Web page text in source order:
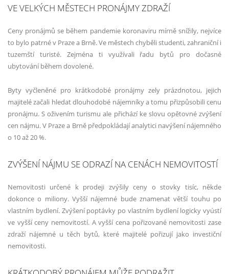
VE VELKÝCH MĚSTECH PRONÁJMY ZDRAŽÍ
Ceny pronájmů se během pandemie koronaviru mírně snížily, nejvíce
to bylo patrné v Praze a Brně. Ve městech chyběli studenti, zahraniční i
tuzemští turisté. Zejména ti využívali řadu bytů pro dočasné
ubytování během dovolené.
Byty vyčleněné pro krátkodobé pronájmy zely prázdnotou, jejich
majitelé začali hledat dlouhodobé nájemníky a tomu přizpůsobili cenu
pronájmu. S oživením turismu ale přichází ke slovu opětovné zvýšení
cen nájmu. V Praze a Brně předpokládají analytici navýšení nájemného
o 10 až 20 %.
ZVÝŠENÍ NÁJMU SE ODRAZÍ NA CENÁCH NEMOVITOSTÍ
Nemovitosti určené k prodeji zvýšily ceny o stovky tisíc, někde
dokonce o miliony. Vyšší nájemné bude znamenat větší touhu po
vlastním bydlení. Zvýšení poptávky po vlastním bydlení logicky vyústí
ve vyšší ceny nemovitostí. A vyšší cena pořizované nemovitosti zase
zdraží nájemné u těch bytů, které majitelé pořizují jako investiční
nemovitosti.